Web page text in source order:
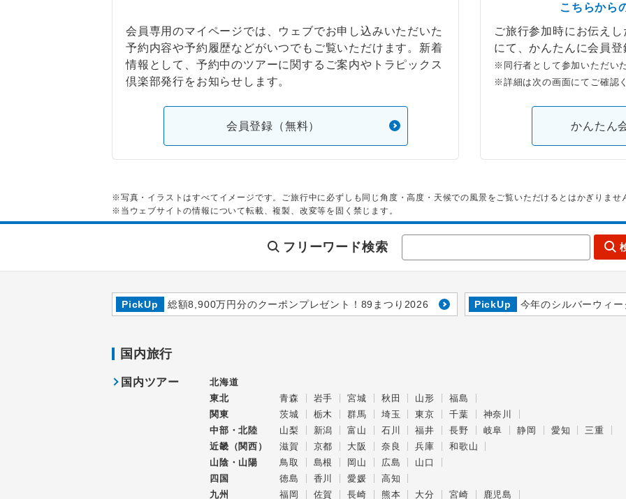
会員専用のマイページでは、ウェブでお申し込みいただいた
予約内容や予約履歴などがいつでもご覧いただけます。新着
情報として、予約中のツアーに関するご案内やトラピックス
倶楽部発行をお知らせします。
会員登録（無料）
こちらから
ご旅行参加時にお伝え
にて、かんたんに会員
※同行者として参加いただい
※詳細は次の画面にてご確認
かんたん
※写真・イラストはすべてイメージです。ご旅行中に必ずしも同じ角度・高度・天候での風景をご覧いただけるとはかぎりませ
※当ウェブサイトの情報について転載、複製、改変等を固く禁じます。
フリーワード検索
PickUp 総額8,900万円分のクーポンプレゼント！89まつり2026 PickUp 今年のシルバーウィ
国内旅行
国内ツアー
北海道
東北
青森 岩手 宮城 秋田 山形
福島
関東
茨城 栃木 群馬 埼玉 東京 千葉
神奈川
中部・北陸
山梨 新潟 富山 石川 福井 長野 岐阜 静岡 愛知
三重
近畿（関西）
滋賀 京都 大阪 奈良 兵庫
和歌山
山陰・山陽
鳥取 島根 岡山 広島
山口
四国
徳島 香川 愛媛
高知
九州
福岡 佐賀 長崎 熊本 大分 宮崎 鹿児島